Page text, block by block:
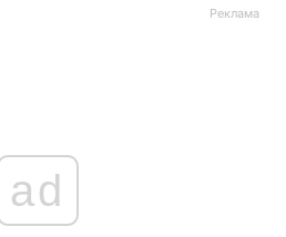
Реклама
ad